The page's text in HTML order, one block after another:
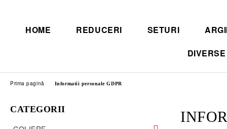
HOME REDUCERI SETURI
DIVERSE
CATEGORII
Prima pagină Informatii personale GDPR